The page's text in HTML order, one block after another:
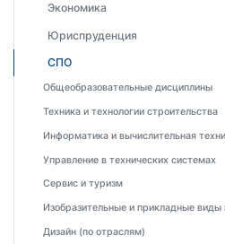
Экономика
Юриспруденция
СПО
Общеобразовательные дисциплины
Техника и технологии строительства
Информатика и вычислительная
Управление в технических системах
Сервис и туризм
Изобразительные и прикладные виды
Дизайн (по отраслям)